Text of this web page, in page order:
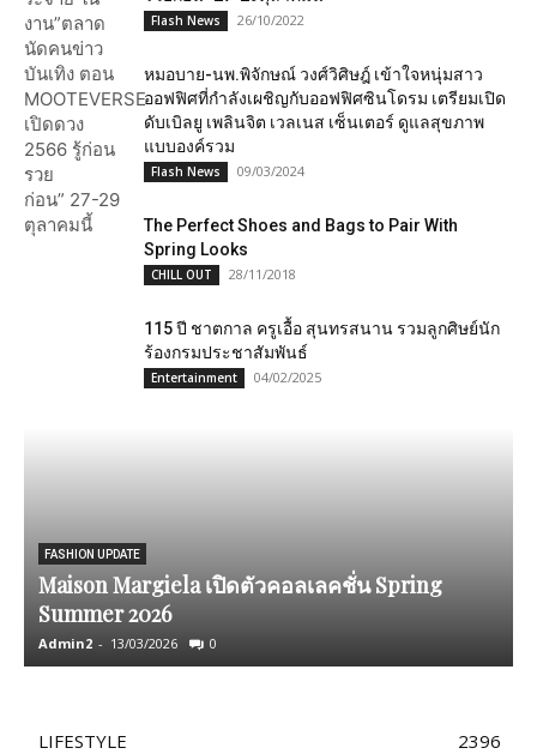
Flash News 26/10/2022
หมอบาย-นพ.พิจักษณ์ วงศ์วิศิษฎ์ เข้าใจหนุ่มสาว
ออฟฟิศที่กำลังเผชิญกับออฟฟิศซินโดรม เตรียมเปิด
ดับเบิลยู เพลินจิต เวลเนส เซ็นเตอร์ ดูแลสุขภาพ
แบบองค์รวม
Flash News 09/03/2024
The Perfect Shoes and Bags to Pair With
Spring Looks
CHILL OUT 28/11/2018
115 ปี ชาตกาล ครูเอื้อ สุนทรสนาน รวมลูกศิษย์นัก
ร้องกรมประชาสัมพันธ์
Entertainment 04/02/2025
FASHION UPDATE
Maison Margiela เปิดตัวคอลเลคชั่น Spring
Summer 2026
Admin2 - 13/03/2026 0
LIFESTYLE
2396